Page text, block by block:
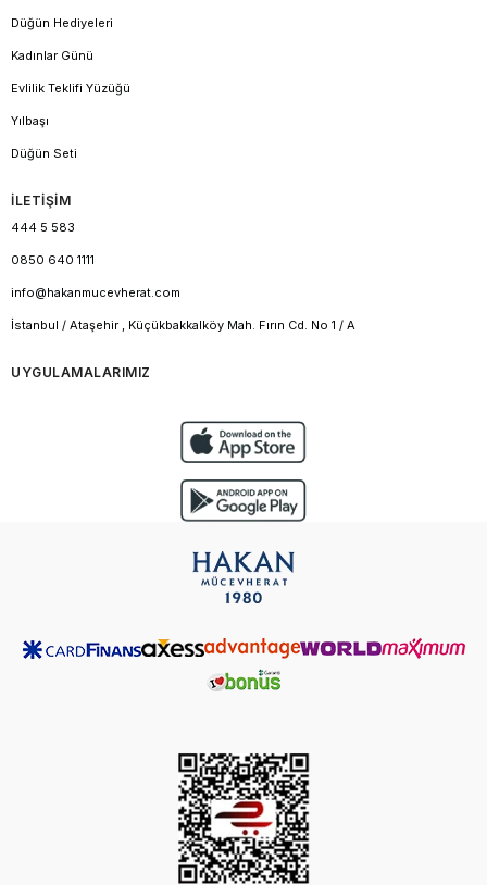
Düğün Hediyeleri
Kadınlar Günü
Evlilik Teklifi Yüzüğü
Yılbaşı
Düğün Seti
İLETİŞİM
444 5 583
0850 640 1111
info@hakanmucevherat.com
İstanbul / Ataşehir , Küçükbakkalköy Mah. Fırın Cd. No 1 / A
UYGULAMALARIMIZ